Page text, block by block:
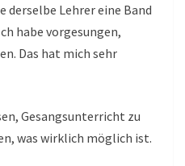
derselbe Lehrer eine Band
habe vorgesungen,
Das hat mich sehr
Gesangsunterricht zu
was wirklich möglich ist.